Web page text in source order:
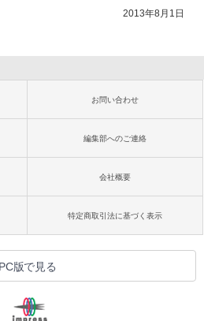
2013年8月1日
お問い合わせ
編集部へのご連絡
会社概要
特定商取引法に基づく表示
PC版で見る